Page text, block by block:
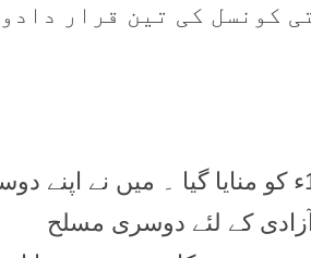
کونسل کی تین قرار
آج یومِ یکجہتیءِ کشمیر ہے ۔ یہ دن پہلی مرتبہ 5 فروری 1990ء کو منایا گیا ۔ میں نے
کے لئے دوسری مسلح